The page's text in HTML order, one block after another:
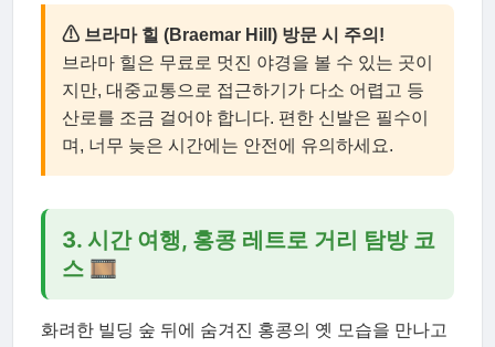
⚠ 브라마 힐 (Braemar Hill) 방문 시 주의!
브라마 힐은 무료로 멋진 야경을 볼 수 있는 곳이
지만, 대중교통으로 접근하기가 다소 어렵고 등
산로를 조금 걸어야 합니다. 편한 신발은 필수이
며, 너무 늦은 시간에는 안전에 유의하세요.
3. 시간 여행, 홍콩 레트로 거리 탐방 코
스 🎞
화려한 빌딩 숲 뒤에 숨겨진 홍콩의 옛 모습을 만나고